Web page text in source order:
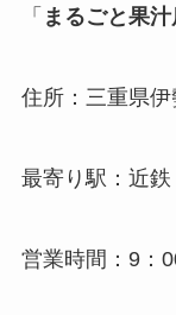
「 まるごと果汁
住所：三重県
最寄り駅：近
営業時間：9：